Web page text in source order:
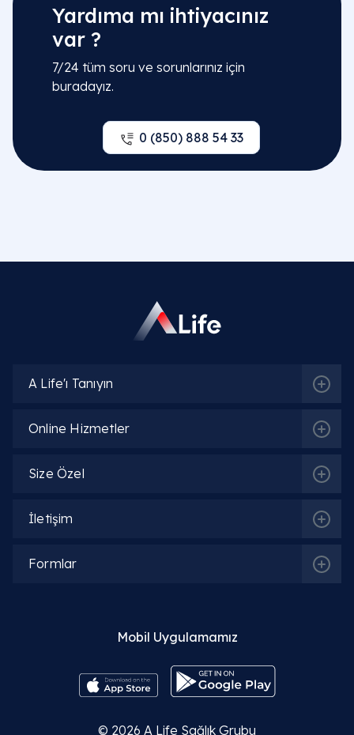
Yardıma mı ihtiyacınız
var ?
7/24 tüm soru ve sorunlarınız için
buradayız.
0 (850) 888 54 33
A Life'ı Tanıyın
Online Hizmetler
Size Özel
İletişim
Formlar
Mobil Uygulamamız
© 2026 A Life Sağlık Grubu